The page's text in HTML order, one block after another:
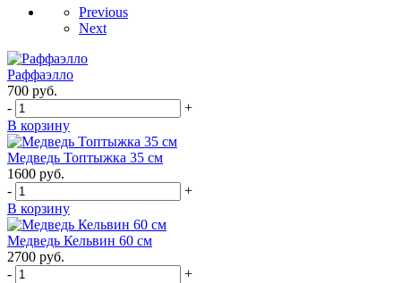
Previous
Next
Раффаэлло
700 руб.
-
+
В корзину
Медведь Топтыжка 35 см
1600 руб.
-
+
В корзину
Медведь Кельвин 60 см
2700 руб.
-
+